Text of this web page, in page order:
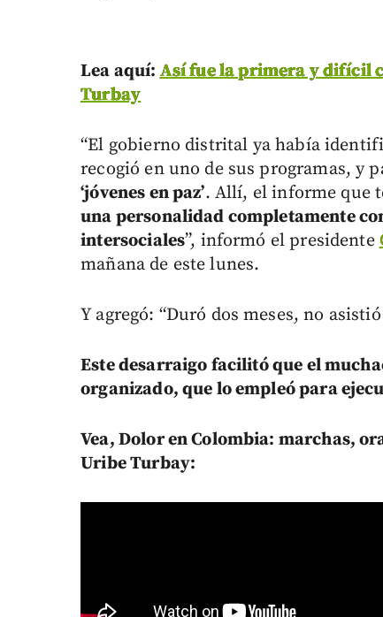
Lea aquí:Así fue la primera y difícil
Turbay
“El gobierno distrital ya había
recogió en uno de sus programas, y
‘jóvenes en paz’. Allí, el informe que
una personalidad completamente
intersociales”, informó el presidente
mañana de este lunes.
Y agregó: “Duró dos meses, no
Este desarraigo facilitó que el
organizado, que lo empleó para
Vea, Dolor en Colombia: marchas,
Uribe Turbay: